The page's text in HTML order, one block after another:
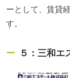
ーとして、賃貸
す。
５：三和エ